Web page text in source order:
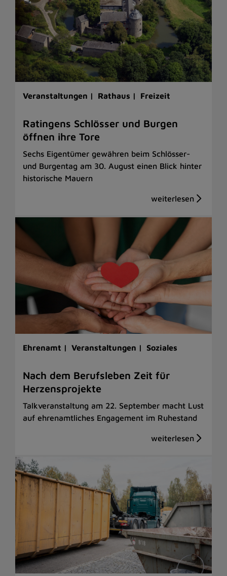
Veranstaltungen | Rathaus | Freizeit
Ratingens Schlösser und Burgen
öffnen ihre Tore
Sechs Eigentümer gewähren beim Schlösser-
und Burgentag am 30. August einen Blick hinter
historische Mauern
Ehrenamt | Veranstaltungen | Soziales
Nach dem Berufsleben Zeit für
Herzensprojekte
Talkveranstaltung am 22. September macht Lust
auf ehrenamtliches Engagement im Ruhestand